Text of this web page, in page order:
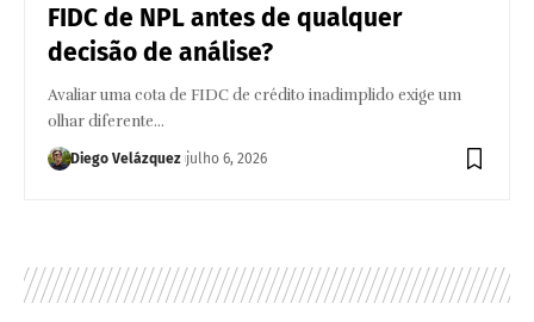
FIDC de NPL antes de qualquer
decisão de análise?
Avaliar uma cota de FIDC de crédito inadimplido exige um
olhar diferente…
Diego Velázquez julho 6, 2026